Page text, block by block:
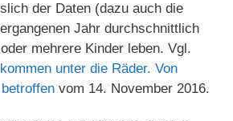
der Daten (dazu auch die
Jahr durchschnittlich
mehrere Kinder leben. Vgl.
unter die Räder. Von
vom 14. November 2016.